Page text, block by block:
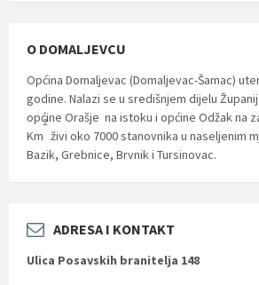
O DOMALJEVCU
Općina Domaljevac (Domaljevac-Šamac)
godine. Nalazi se u središnjem dijelu
općine Orašje na istoku i općine Odžak na
Km
2
živi oko 7000 stanovnika u naseljenim
Bazik, Grebnice, Brvnik i Tursinovac.
ADRESA I KONTAKT
Ulica Posavskih branitelja 148